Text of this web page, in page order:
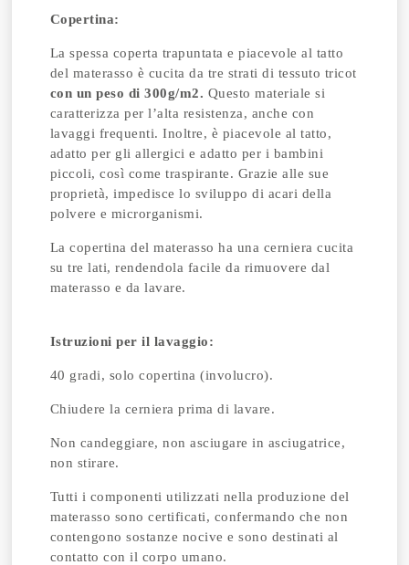
Copertina:
La spessa coperta trapuntata e piacevole al tatto
del materasso è cucita da tre strati di tessuto tricot
con un peso di 300g/m2. Questo materiale si
caratterizza per l’alta resistenza, anche con
lavaggi frequenti. Inoltre, è piacevole al tatto,
adatto per gli allergici e adatto per i bambini
piccoli, così come traspirante. Grazie alle sue
proprietà, impedisce lo sviluppo di acari della
polvere e microrganismi.
La copertina del materasso ha una cerniera cucita
su tre lati, rendendola facile da rimuovere dal
materasso e da lavare.
Istruzioni per il lavaggio:
40 gradi, solo copertina (involucro).
Chiudere la cerniera prima di lavare.
Non candeggiare, non asciugare in asciugatrice,
non stirare.
Tutti i componenti utilizzati nella produzione del
materasso sono certificati, confermando che non
contengono sostanze nocive e sono destinati al
contatto con il corpo umano.